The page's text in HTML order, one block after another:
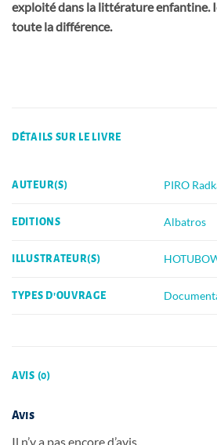
exploité dans la littérature enfantine.
toute la différence.
DÉTAILS SUR LE LIVRE
AUTEUR(S) PIRO
EDITIONS Albatros
ILLUSTRATEUR(S)
TYPES D'OUVRAGE
AVIS (0)
Avis
Il n’y a pas encore d’avis.